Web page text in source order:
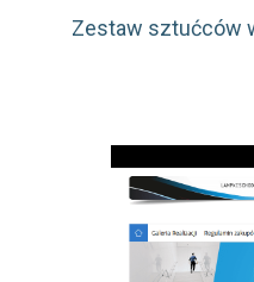
Zestaw sztućców